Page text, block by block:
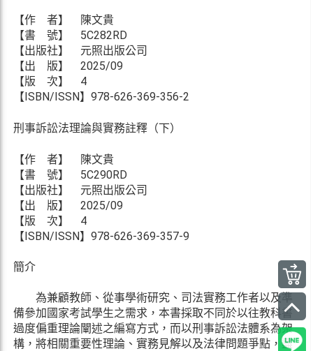
【作 者】 陳文貴
【書 號】 5C282RD
【出版社】 元照出版公司
【出 版】 2025/09
【版 次】 4
【ISBN/ISSN】978-626-369-356-2
刑事訴訟法理論與實務註釋（下）
【作 者】 陳文貴
【書 號】 5C290RD
【出版社】 元照出版公司
【出 版】 2025/09
【版 次】 4
【ISBN/ISSN】978-626-369-357-9
簡介
為兼顧教師、從事學術研究、司法實務工作者以及準
備參加國家考試學生之需求，本書採取不同於以往教科書
過度偏重理論闡述之編寫方式，而以刑事訴訟法體系為架
構，將相關重要性理論、實務見解以及法律問題爭點，盡